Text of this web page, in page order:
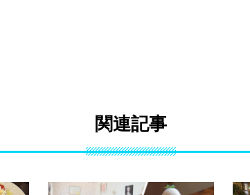
関連記事